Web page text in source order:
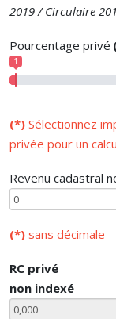
2019 / Circulaire
Pourcentage privé
1
(*) Sélectionnez
privée pour un
Revenu cadastral
(*) sans décimale
RC privé
non indexé